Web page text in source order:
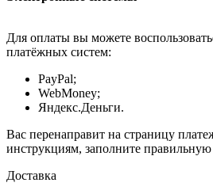
Для оплаты вы можете
платёжных систем:
PayPal;
WebMoney;
Яндекс.Деньги.
Вас перенаправит на страницу
инструкциям, заполните
Доставка